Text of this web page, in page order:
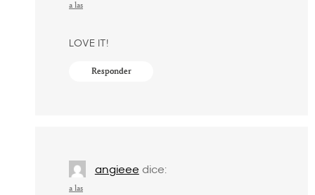
a las
LOVE IT!
Responder
angieee dice:
a las